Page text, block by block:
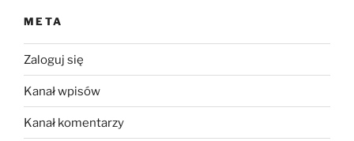
META
Zaloguj się
Kanał wpisów
Kanał komentarzy